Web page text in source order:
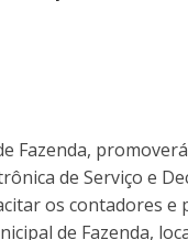
Fazenda,
de Serviço e
os contadores
de Fazenda,